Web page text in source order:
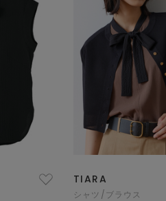
TIARA
シャツ/ブラウス